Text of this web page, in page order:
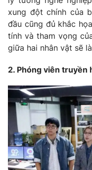
Theo dõi báo trên
Cơ quan chủ quản:Đài
Cơ quan báo chí:Thời
cấp ngày 29/12/2023
Tổng Biên tập:Vũ Thanh
Phó Tổng Biên tập:
Nguyễn Trọng Ninh
Tổng đài VTV:024.38
Ðiện thoại Thời báo VTV:
xung đột chính của
đầu cũng đủ khắc
tính và tham vọng
giữa hai nhân vật sẽ
2. Phóng viên truyền